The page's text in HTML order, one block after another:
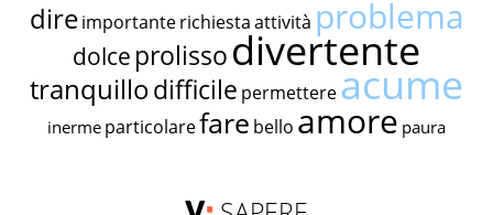
dire importante richiestaattività problema
dolce prolissodivertente
tranquillodifficile permettereacume
inerme particolarefare bello amore paura